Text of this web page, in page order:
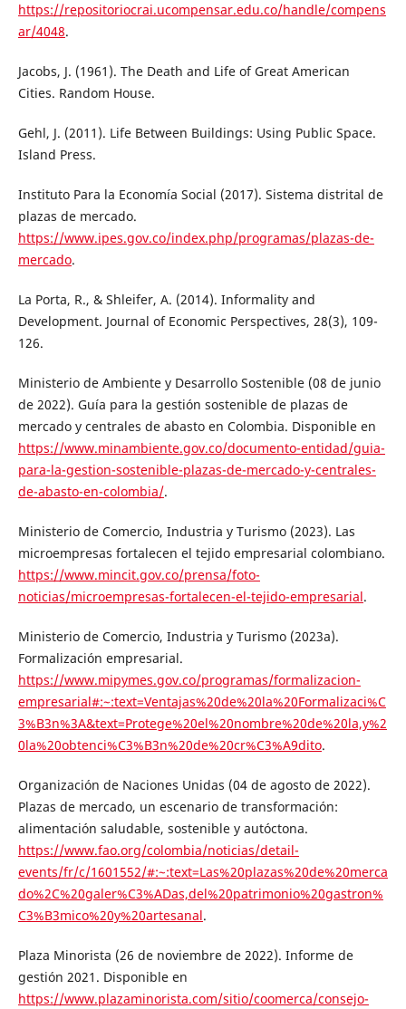
https://repositoriocrai.ucompensar.edu.co/handle/compens
ar/4048.
Jacobs, J. (1961). The Death and Life of Great American
Cities. Random House.
Gehl, J. (2011). Life Between Buildings: Using Public Space.
Island Press.
Instituto Para la Economía Social (2017). Sistema distrital de
plazas de mercado.
https://www.ipes.gov.co/index.php/programas/plazas-de-
mercado.
La Porta, R., & Shleifer, A. (2014). Informality and
Development. Journal of Economic Perspectives, 28(3), 109-
126.
Ministerio de Ambiente y Desarrollo Sostenible (08 de junio
de 2022). Guía para la gestión sostenible de plazas de
mercado y centrales de abasto en Colombia. Disponible en
https://www.minambiente.gov.co/documento-entidad/guia-
para-la-gestion-sostenible-plazas-de-mercado-y-centrales-
de-abasto-en-colombia/.
Ministerio de Comercio, Industria y Turismo (2023). Las
microempresas fortalecen el tejido empresarial colombiano.
https://www.mincit.gov.co/prensa/foto-
noticias/microempresas-fortalecen-el-tejido-empresarial.
Ministerio de Comercio, Industria y Turismo (2023a).
Formalización empresarial.
https://www.mipymes.gov.co/programas/formalizacion-
empresarial#:~:text=Ventajas%20de%20la%20Formalizaci%C
3%B3n%3A&text=Protege%20el%20nombre%20de%20la,y%2
0la%20obtenci%C3%B3n%20de%20cr%C3%A9dito.
Organización de Naciones Unidas (04 de agosto de 2022).
Plazas de mercado, un escenario de transformación:
alimentación saludable, sostenible y autóctona.
https://www.fao.org/colombia/noticias/detail-
events/fr/c/1601552/#:~:text=Las%20plazas%20de%20merca
do%2C%20galer%C3%ADas,del%20patrimonio%20gastron%
C3%B3mico%20y%20artesanal.
Plaza Minorista (26 de noviembre de 2022). Informe de
gestión 2021. Disponible en
https://www.plazaminorista.com/sitio/coomerca/consejo-